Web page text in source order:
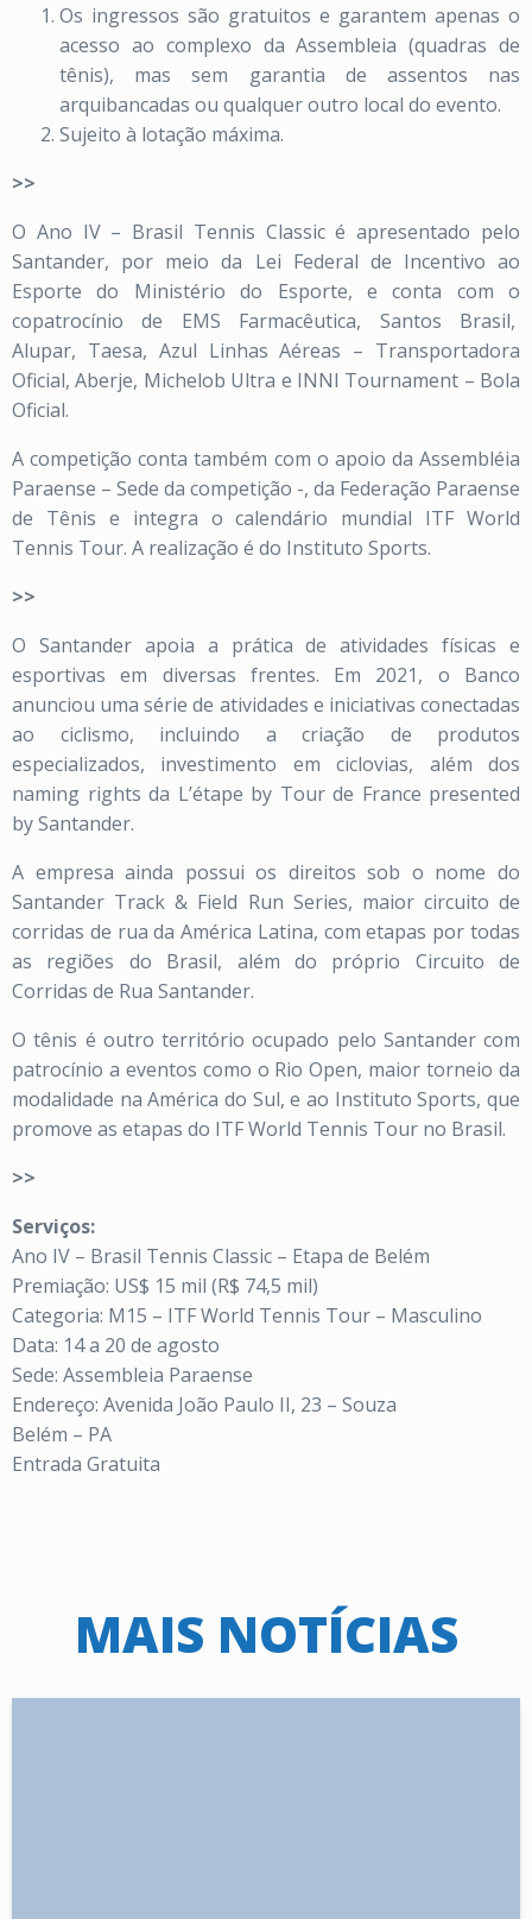
Os ingressos são gratuitos e garantem apenas o
acesso ao complexo da Assembleia (quadras de
tênis), mas sem garantia de assentos nas
arquibancadas ou qualquer outro local do evento.
Sujeito à lotação máxima.
>>
O Ano IV – Brasil Tennis Classic é apresentado pelo
Santander, por meio da Lei Federal de Incentivo ao
Esporte do Ministério do Esporte, e conta com o
copatrocínio de EMS Farmacêutica, Santos Brasil,
Alupar, Taesa, Azul Linhas Aéreas – Transportadora
Oficial, Aberje, Michelob Ultra e INNI Tournament – Bola
Oficial.
A competição conta também com o apoio da Assembléia
Paraense – Sede da competição -, da Federação Paraense
de Tênis e integra o calendário mundial ITF World
Tennis Tour. A realização é do Instituto Sports.
>>
O Santander apoia a prática de atividades físicas e
esportivas em diversas frentes. Em 2021, o Banco
anunciou uma série de atividades e iniciativas conectadas
ao ciclismo, incluindo a criação de produtos
especializados, investimento em ciclovias, além dos
naming rights da L’étape by Tour de France presented
by Santander.
A empresa ainda possui os direitos sob o nome do
Santander Track & Field Run Series, maior circuito de
corridas de rua da América Latina, com etapas por todas
as regiões do Brasil, além do próprio Circuito de
Corridas de Rua Santander.
O tênis é outro território ocupado pelo Santander com
patrocínio a eventos como o Rio Open, maior torneio da
modalidade na América do Sul, e ao Instituto Sports, que
promove as etapas do ITF World Tennis Tour no Brasil.
>>
Serviços:
Ano IV – Brasil Tennis Classic – Etapa de Belém
Premiação: US$ 15 mil (R$ 74,5 mil)
Categoria: M15 – ITF World Tennis Tour – Masculino
Data: 14 a 20 de agosto
Sede: Assembleia Paraense
Endereço: Avenida João Paulo II, 23 – Souza
Belém – PA
Entrada Gratuita
MAIS NOTÍCIAS